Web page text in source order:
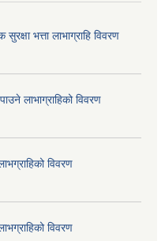
भत्ता लाभाग्राहि विवरण
लाभाग्राहिको विवरण
विवरण
विवरण